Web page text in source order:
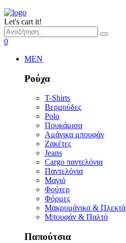
Let's cart it!
0
MEN
Ρούχα
T-Shirts
Βερμούδες
Polo
Πουκάμισα
Αμάνικα μπουφάν
Ζακέτες
Jeans
Cargo παντελόνια
Παντελόνια
Μαγιό
Φούτερ
Φόρμες
Μακρυμάνικα & Πλεκτά
Μπουφάν & Παλτό
Παπούτσια